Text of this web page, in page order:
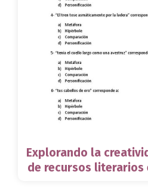
Explorando la
de recursos literarios